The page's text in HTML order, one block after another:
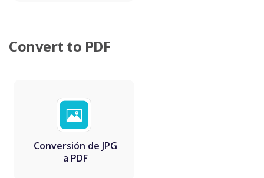
Convert to PDF
Conversión de JPG
a PDF